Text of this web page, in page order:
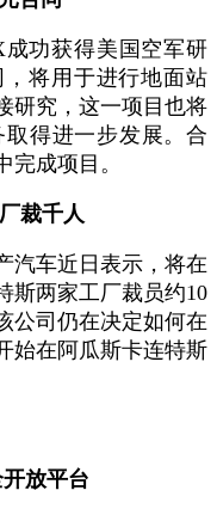
成功获得美国空军研
将用于进行地面站
研究，这一项目也将
得进一步发展。合
完成项目。
裁千人
汽车近日表示，将在
斯两家工厂裁员约10
公司仍在决定如何在
始在阿瓜斯卡连特斯
放平台